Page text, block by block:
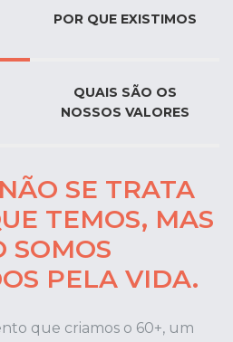
POR QUE EXISTIMOS
QUAIS SÃO OS
NOSSOS VALORES
SE TRATA
TEMOS, MAS
SOMOS
PELA VIDA.
que criamos o 60+, um